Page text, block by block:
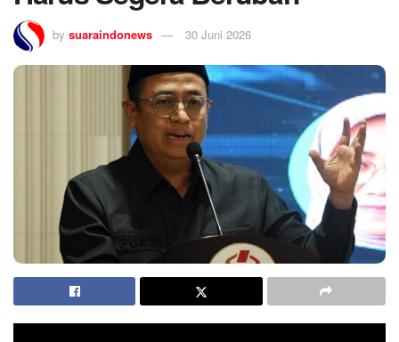
by suaraindonews 30 Juni 2026